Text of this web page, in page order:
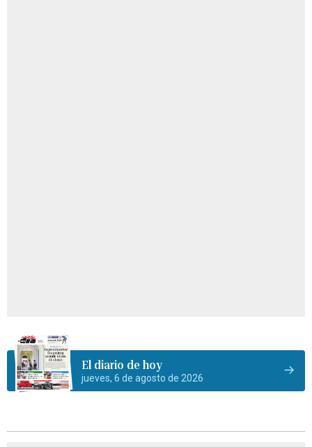
El diario de hoy
jueves, 6 de agosto de 2026